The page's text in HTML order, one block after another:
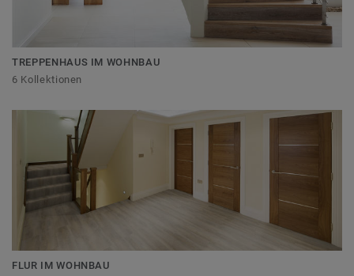
TREPPENHAUS IM WOHNBAU
6 Kollektionen
FLUR IM WOHNBAU